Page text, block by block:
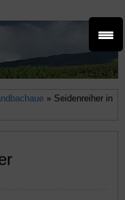
» Seidenreiher in